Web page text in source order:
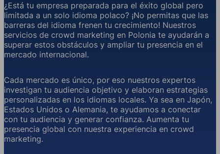
¿Está tu empresa preparada para el éxito global pero
limitada a un solo idioma polaco? ¡No permitas que las
barreras del idioma frenen tu crecimiento! Nuestros
servicios de crowd marketing en Polonia te ayudarán a
superar estos obstáculos y ampliar tu presencia en el
mercado internacional.
Cada mercado es único, por eso nuestros expertos
investigan tu audiencia objetivo y elaboran estrategias
personalizadas en los idiomas locales. Ya sea en Japón,
Estados Unidos o Alemania, te ayudamos a conectar
con tu audiencia y generar confianza. Aumenta tu
presencia global con nuestra experiencia en crowd
marketing.